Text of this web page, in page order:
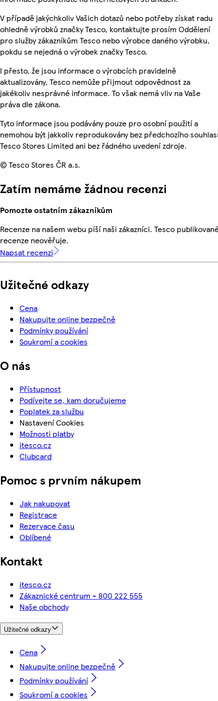
V případě jakýchkoliv Vašich dotazů nebo potřeby získat radu
ohledně výrobků značky Tesco, kontaktujte prosím Oddělení
pro služby zákazníkům Tesco nebo výrobce daného výrobku,
pokdu se nejedná o výrobek značky Tesco.
I přesto, že jsou informace o výrobcích pravidelně
aktualizovány, Tesco nemůže přijmout odpovědnost za
jakékoliv nesprávné informace. To však nemá vliv na Vaše
práva dle zákona.
Tyto informace jsou podávány pouze pro osobní použití a
nemohou být jakkoliv reprodukovány bez předchozího
Tesco Stores Limited ani bez řádného uvedení zdroje.
© Tesco Stores ČR a.s.
Zatím nemáme žádnou recenzi
Pomozte ostatním zákazníkům
Recenze na našem webu píší naši zákazníci. Tesco
recenze neověřuje.
Napsat recenzi
Užitečné odkazy
Cena
Nakupujte online bezpečně
Podmínky používání
Soukromí a cookies
O nás
Přístupnost
Podívejte se, kam doručujeme
Poplatek za službu
Nastavení Cookies
Možnosti platby
itesco.cz
Clubcard
Pomoc s prvním nákupem
Jak nakupovat
Registrace
Rezervace času
Oblíbené
Kontakt
itesco.cz
Zákaznické centrum - 800 222 555
Naše obchody
Užitečné odkazy
Cena
Nakupujte online bezpečně
Podmínky používání
Soukromí a cookies